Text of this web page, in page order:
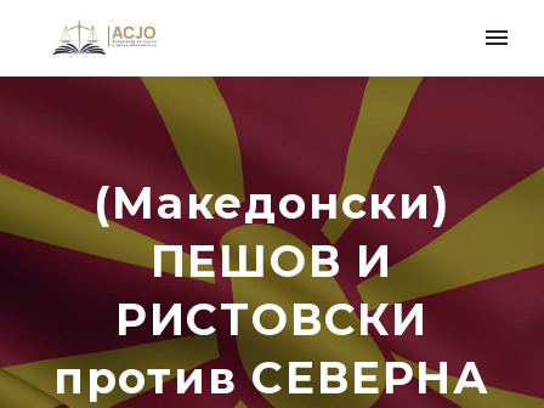
(Македонски)
ПЕШОВ И
РИСТОВСКИ
против СЕВЕРНА